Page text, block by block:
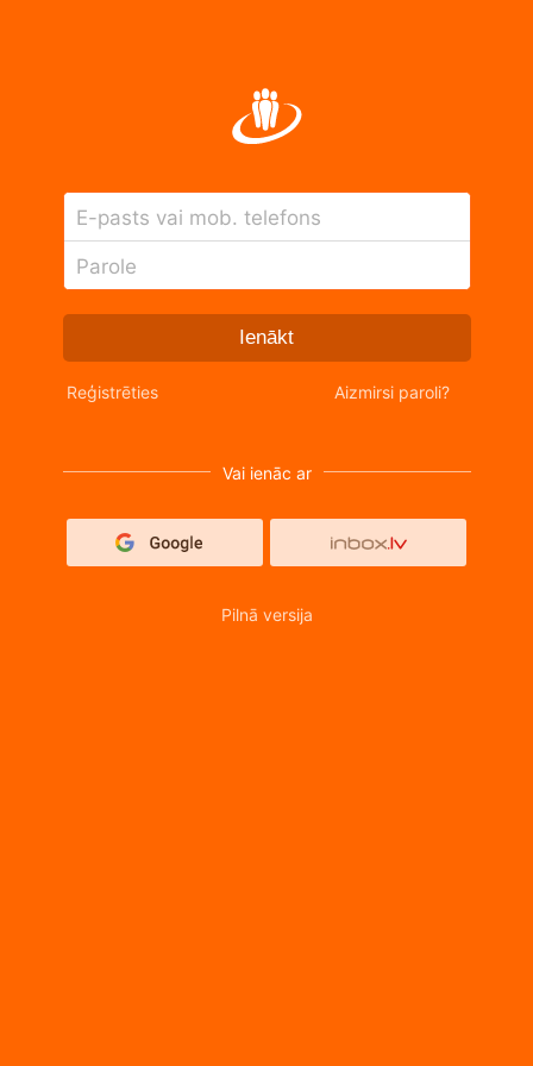
E-pasts vai mob. telefons
Parole
Ienākt
Reģistrēties Aizmirsi paroli?
Vai ienāc ar
Pilnā versija